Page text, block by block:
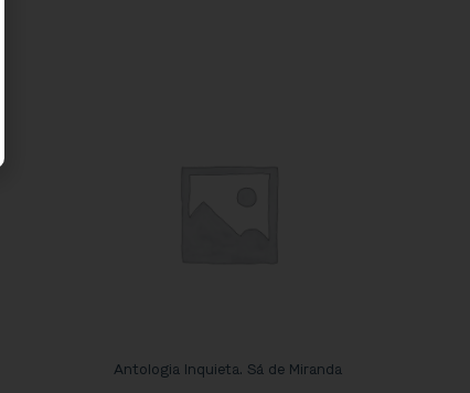
Antologia Inquieta. Sá de Miranda